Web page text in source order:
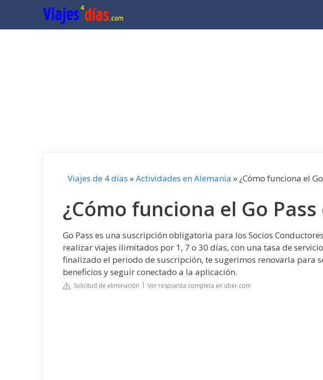
contenido
Viajes de 4 días »Actividades en Alemania »¿Cómo funciona el
¿Cómo funciona el Go
Go Pass es una suscripción obligatoria para los Socios
realizar viajes ilimitados por 1, 7 o 30 días, con una tasa de
finalizado el periodo de suscripción, te sugerimos renovarla para
beneficios y seguir conectado a la aplicación.
Solicitud de eliminación Ver respuesta completa en uber.com